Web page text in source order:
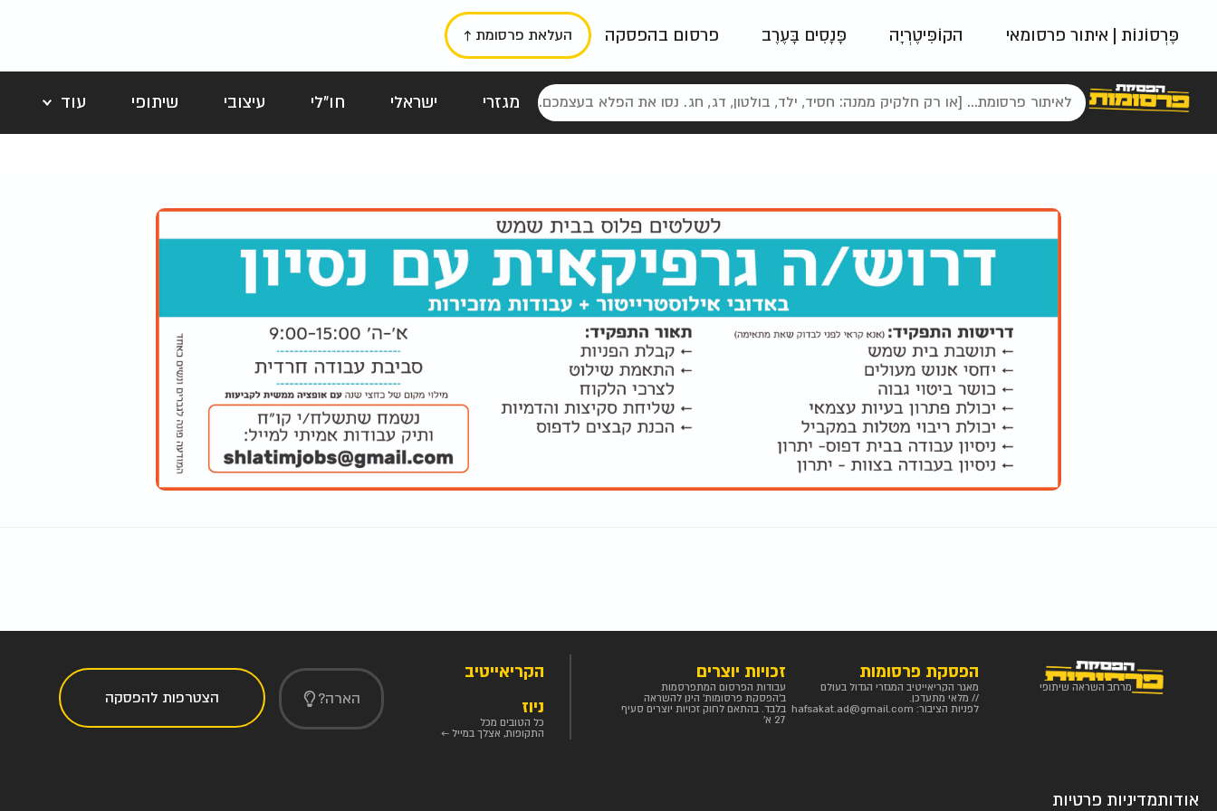
פֶּרְסוֹנוֹת | איתור פרסומאי הקוֹפִּיטֶרְיָה פָּנָסִים בָּעֶרֶב פרסום בהפסקה העלאת פרסומת ↑
מגזרי ישראלי חו"לי עיצובי שיתופי
עוד
פאשן
ניינטיז נוסטלגי כרזות טיפוגרפי
מרחב השראה שיתופי
הפסקת פרסומות
מאגר הקריאייטיב המגזרי הגדול בעולם
// מלאי מתעדכן.
לפניות הציבור: hafsakat.ad@gmail.com
זכויות יוצרים
עבודות הפרסום המתפרסמות
ב'הפסקת פרסומות' הינן להשראה
בלבד. בהתאם לחוק זכויות יוצרים סעיף
27 א'
הקריאייטיב
ניוז
כל הטובים מכל
התקופות, אצלך במייל ←
הארה? הצטרפות להפסקה
אודותמדיניות פרטיות